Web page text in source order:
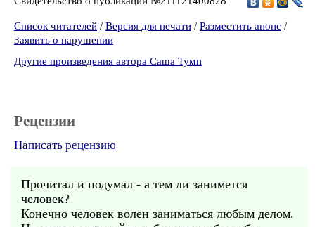
Список читателей / Версия для печати / Разместить анонс /
Заявить о нарушении
Другие произведения автора Саша Тумп
Рецензии
Написать рецензию
Прочитал и подумал - а тем ли занимется
человек?
Конечно человек волен заниматься любым делом.